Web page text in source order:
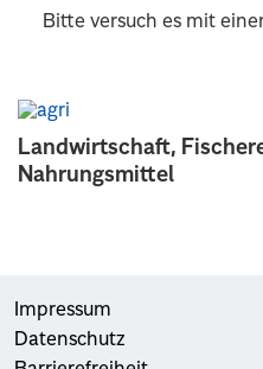
Landwirtschaft,
Nahrungsmittel
Bitte versuch es mit
Impressum
Datenschutz